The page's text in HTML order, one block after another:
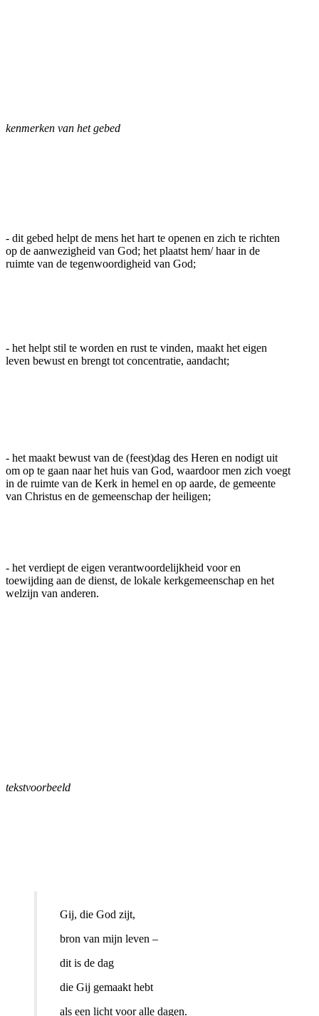
kenmerken van het gebed
- dit gebed helpt de mens het hart te openen en zich te richten
op de aanwezigheid van God; het plaatst hem/ haar in de
ruimte van de tegenwoordigheid van God;
- het helpt stil te worden en rust te vinden, maakt het eigen
leven bewust en brengt tot concentratie, aandacht;
- het maakt bewust van de (feest)dag des Heren en nodigt uit
om op te gaan naar het huis van God, waardoor men zich voegt
in de ruimte van de Kerk in hemel en op aarde, de gemeente
van Christus en de gemeenschap der heiligen;
- het verdiept de eigen verantwoordelijkheid voor en
toewijding aan de dienst, de lokale kerkgemeenschap en het
welzijn van anderen.
tekstvoorbeeld
Gij, die God zijt,
bron van mijn leven –
dit is de dag
die Gij gemaakt hebt
als een licht voor alle dagen.